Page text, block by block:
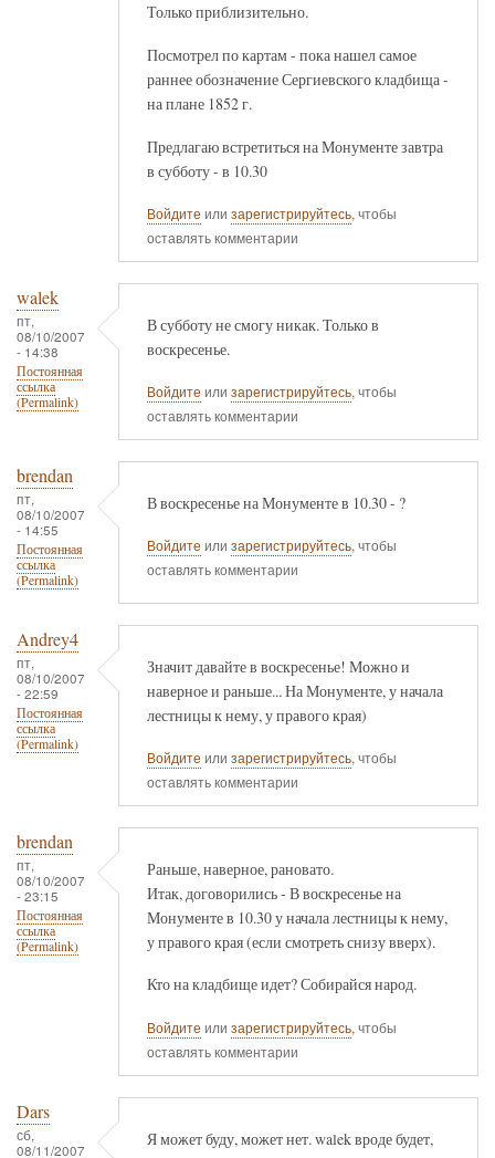
Только приблизительно.
Посмотрел по картам - пока нашел самое
раннее обозначение Сергиевского кладбища -
на плане 1852 г.
Предлагаю встретиться на Монументе завтра
в субботу - в 10.30
Войдите или зарегистрируйтесь, чтобы
оставлять комментарии
walek
пт,
08/10/2007
- 14:38
Постоянная
ссылка
(Permalink)
В субботу не смогу никак. Только в
воскресенье.
Войдите или зарегистрируйтесь, чтобы
оставлять комментарии
brendan
пт,
08/10/2007
- 14:55
Постоянная
ссылка
(Permalink)
В воскресенье на Монументе в 10.30 - ?
Войдите или зарегистрируйтесь, чтобы
оставлять комментарии
Andrey4
пт,
08/10/2007
- 22:59
Постоянная
ссылка
(Permalink)
Значит давайте в воскресенье! Можно и
наверное и раньше... На Монументе, у начала
лестницы к нему, у правого края)
Войдите или зарегистрируйтесь, чтобы
оставлять комментарии
brendan
пт,
08/10/2007
- 23:15
Постоянная
ссылка
(Permalink)
Раньше, наверное, рановато.
Итак, договорились - В воскресенье на
Монументе в 10.30 у начала лестницы к нему,
у правого края (если смотреть снизу вверх).
Кто на кладбище идет? Собирайся народ.
Войдите или зарегистрируйтесь, чтобы
оставлять комментарии
Dars
сб,
08/11/2007
Я может буду, может нет. walek вроде будет,